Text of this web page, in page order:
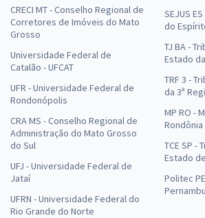
CRECI MT - Conselho Regional de
Corretores de Imóveis do Mato
Grosso
Universidade Federal de
Catalão - UFCAT
UFR - Universidade Federal de
Rondonópolis
CRA MS - Conselho Regional de
Administração do Mato Grosso
do Sul
UFJ - Universidade Federal de
Jataí
UFRN - Universidade Federal do
Rio Grande do Norte
SEJUS
do
TJ BA -
Estado
TRF 3 -
da 3ª
MP RO -
Rondônia
TCE SP -
Estado
Politec